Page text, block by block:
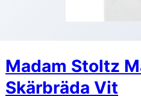
Madam Stoltz
Skärbräda Vit